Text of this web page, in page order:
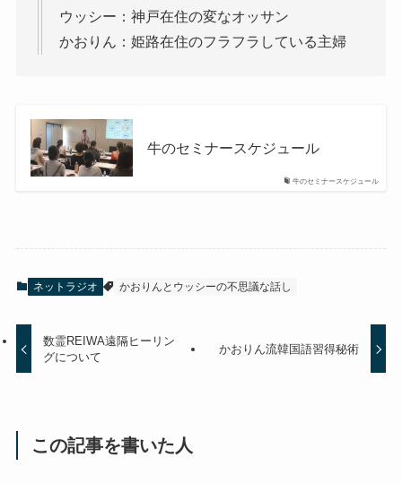
ウッシー：神戸在住の変なオッサン
かおりん：姫路在住のフラフラしている主婦
牛のセミナースケジュール
牛のセミナースケジュール
ネットラジオ かおりんとウッシーの不思議な話し
数霊REIWA遠隔ヒーリン
グについて
かおりん流韓国語習得秘術
この記事を書いた人